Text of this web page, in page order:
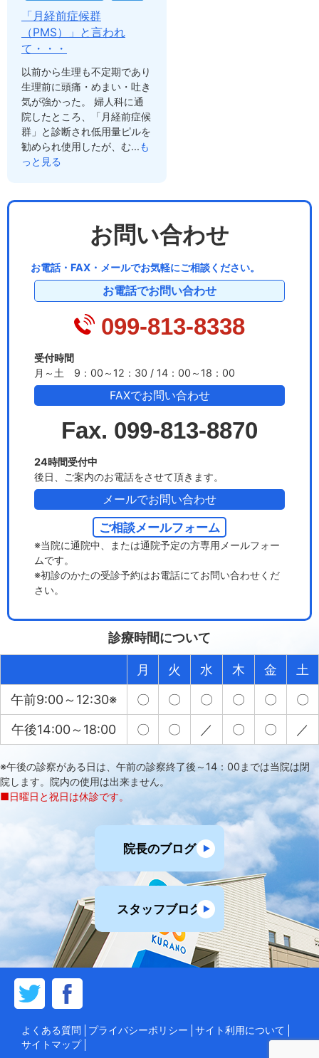
「月経前症候群
（PMS）」と言われ
て・・・
以前から生理も不定期であり
生理前に頭痛・めまい・吐き
気が強かった。 婦人科に通
院したところ、「月経前症候
群」と診断され低用量ピルを
勧められ使用したが、む...も
っと見る
お問い合わせ
お電話・FAX・メールでお気軽にご相談ください。
お電話でお問い合わせ
099-813-8338
受付時間
月～土 9：00～12：30 / 14：00～18：00
FAXでお問い合わせ
Fax. 099-813-8870
24時間受付中
後日、ご案内のお電話をさせて頂きます。
メールでお問い合わせ
ご相談メールフォーム
※当院に通院中、または通院予定の方専用メールフォー
ムです。
※初診のかたの受診予約はお電話にてお問い合わせくだ
さい。
診療時間について
月 火 水 木 金
土
午前9:00～12:30※
〇 〇 〇 〇 〇
〇
午後14:00～18:00
〇 〇 ／ 〇 〇 ／
※午後の診察がある日は、午前の診察終了後～14：00までは当院は閉
院します。院内の使用は出来ません。
■日曜日と祝日は休診です。
院長のブログ
スタッフブログ
よくある質問 プライバシーポリシー
サイト利用について
サイトマップ